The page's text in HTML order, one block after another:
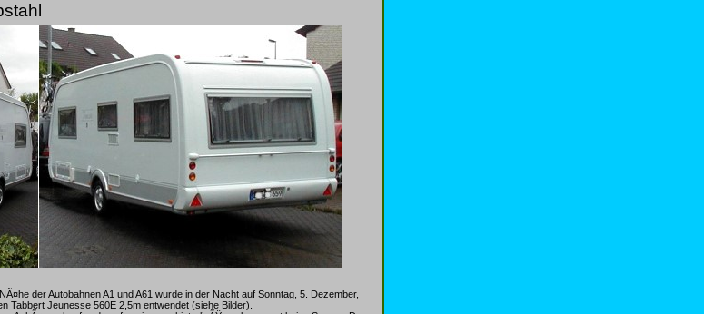
der Autobahnen A1 und A61 wurde in der Nacht auf Sonntag, 5. Dezember,
Tabbert Jeunesse 560E 2,5m entwendet (siehe Bilder).